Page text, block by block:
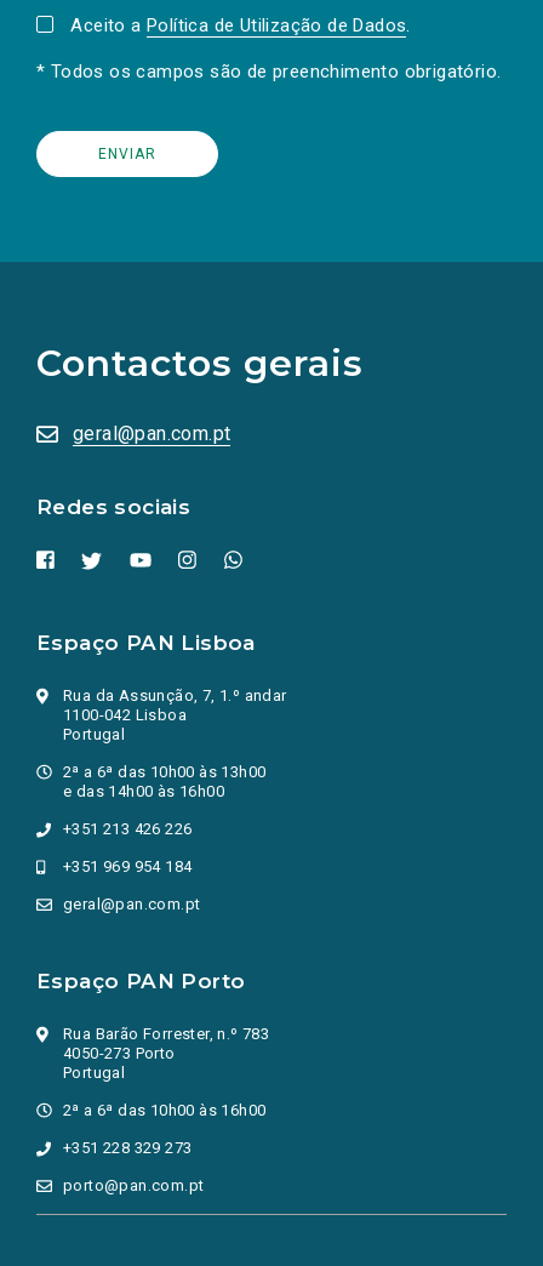
Aceito a Política de Utilização de Dados.
* Todos os campos são de preenchimento obrigatório.
Contactos gerais
geral@pan.com.pt
Redes sociais
redes
sociais
numa
nova
Espaço PAN Lisboa
Rua da Assunção, 7, 1.º andar
1100-042 Lisboa
Portugal
2ª a 6ª das 10h00 às 13h00
e das 14h00 às 16h00
+351 213 426 226
+351 969 954 184
geral@pan.com.pt
Espaço PAN Porto
Rua Barão Forrester, n.º 783
4050-273 Porto
Portugal
2ª a 6ª das 10h00 às 16h00
+351 228 329 273
porto@pan.com.pt